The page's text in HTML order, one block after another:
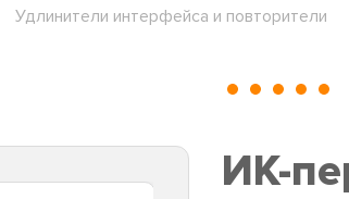
Удлинители интерфейса и повторители
ИК-